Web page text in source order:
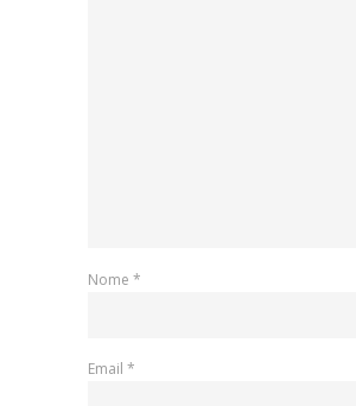
Nome *
Email *